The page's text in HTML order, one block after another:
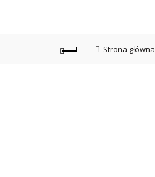
Strona główna